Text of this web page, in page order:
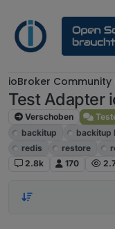
ioBroker Community
Test Adapter
Verschoben
backitup
backitup
redis
restore
2.8k
170